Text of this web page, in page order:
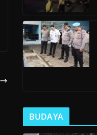
BUDAYA